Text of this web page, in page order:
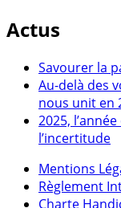
Actus
Savourer la
Au-delà des
nous unit en
2025,
l’incertitude
Mentions
Règlement
Charte